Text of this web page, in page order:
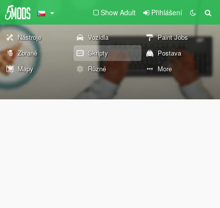
Show Adult Přihlášení
Nástroje Vozidla
Paint Jobs
Zbraně
Skripty
Postava
Mapy
Různé More